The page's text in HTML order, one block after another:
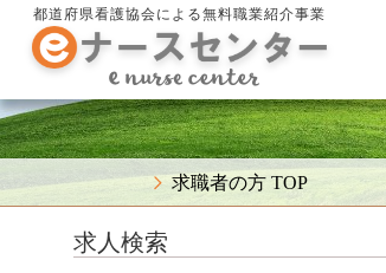
都道府県看護協会による無料職業紹介事業
求職者の方 TOP
求人検索